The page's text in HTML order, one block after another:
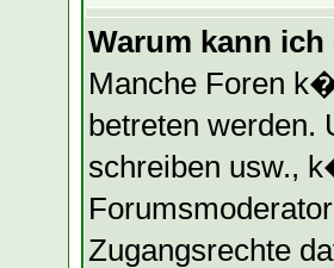
Warum kann
Manche Foren
betreten
schreiben usw.,
Zugangsrechte